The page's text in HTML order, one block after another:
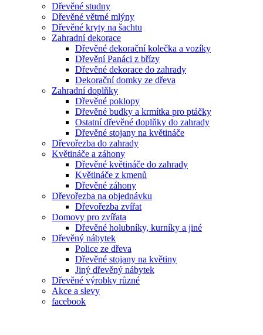
Dřevěné studny
Dřevěné větrné mlýny
Dřevěné kryty na šachtu
Zahradní dekorace
Dřevěné dekorační kolečka a vozíky
Dřevění Panáci z břízy
Dřevěné dekorace do zahrady
Dekorační domky ze dřeva
Zahradní doplňky
Dřevěné poklopy
Dřevěné budky a krmítka pro ptáčky
Ostatní dřevěné doplňky do zahrady
Dřevěné stojany na květináče
Dřevořezba do zahrady
Květináče a záhony
Dřevěné květináče do zahrady
Květináče z kmenů
Dřevěné záhony
Dřevořezba na objednávku
Dřevořezba zvířat
Domovy pro zvířata
Dřevěné holubníky, kurníky a jiné
Dřevěný nábytek
Police ze dřeva
Dřevěné stojany na květiny
Jiný dřevěný nábytek
Dřevěné výrobky různé
Akce a slevy
facebook